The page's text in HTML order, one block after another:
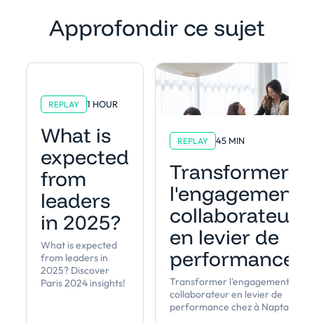
Approfondir ce sujet
REPLAY 1 HOUR
What is
expected
from
leaders
in 2025?
What is expected
from leaders in
2025? Discover
Paris 2024 insights!
REPLAY 45 MIN
Transformer
l'engagement
collaborateur
en levier de
performance
Transformer l'engagement
collaborateur en levier de
performance chez à Napta